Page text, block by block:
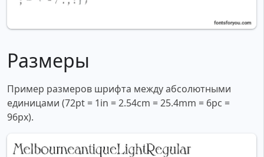
Размеры
Пример размеров шрифта между абсолютными
единицами (72pt = 1in = 2.54cm = 25.4mm = 6pc =
96px).